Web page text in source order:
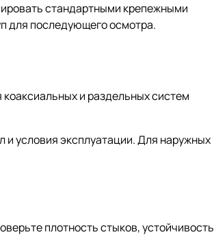
стандартными крепежными
для последующего осмотра.
и раздельных систем
условия эксплуатации. Для наружных
плотность стыков, устойчивость